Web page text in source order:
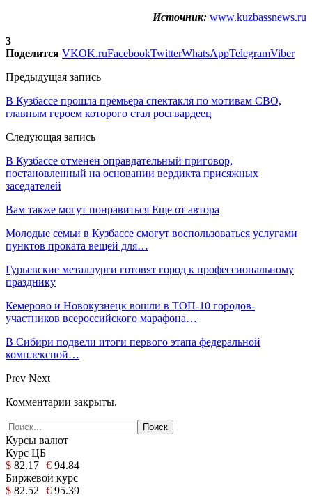
Источник: www.kuzbassnews.ru
3
Поделится VKOK.ruFacebookTwitterWhatsAppTelegramViber
Предыдущая запись
В Кузбассе прошла премьера спектакля по мотивам СВО,
главным героем которого стал росгвардеец
Следующая запись
В Кузбассе отменён оправдательный приговор,
постановленный на основании вердикта присяжных
заседателей
Вам также могут понравиться Еще от автора
Молодые семьи в Кузбассе смогут воспользоваться услугами
пунктов проката вещей для…
Гурьевские металлурги готовят город к профессиональному
празднику
Кемерово и Новокузнецк вошли в ТОП-10 городов-
участников всероссийского марафона…
В Сибири подвели итоги первого этапа федеральной
комплексной…
Prev Next
Комментарии закрыты.
Курсы валют
Курс ЦБ
$ 82.17 € 94.84
Биржевой курс
$ 82.52 € 95.39